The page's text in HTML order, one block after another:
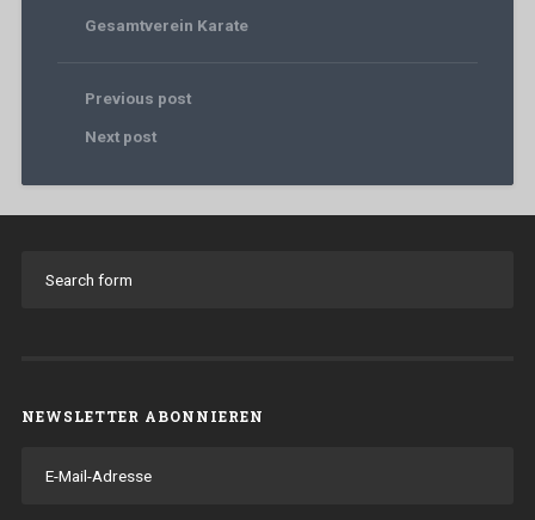
Gesamtverein Karate
Previous post
Next post
NEWSLETTER ABONNIEREN
Mail-